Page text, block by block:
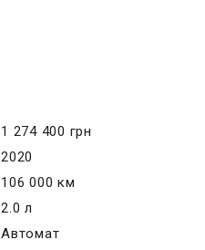
1 274 400 грн
2020
106 000 км
2.0 л
Автомат